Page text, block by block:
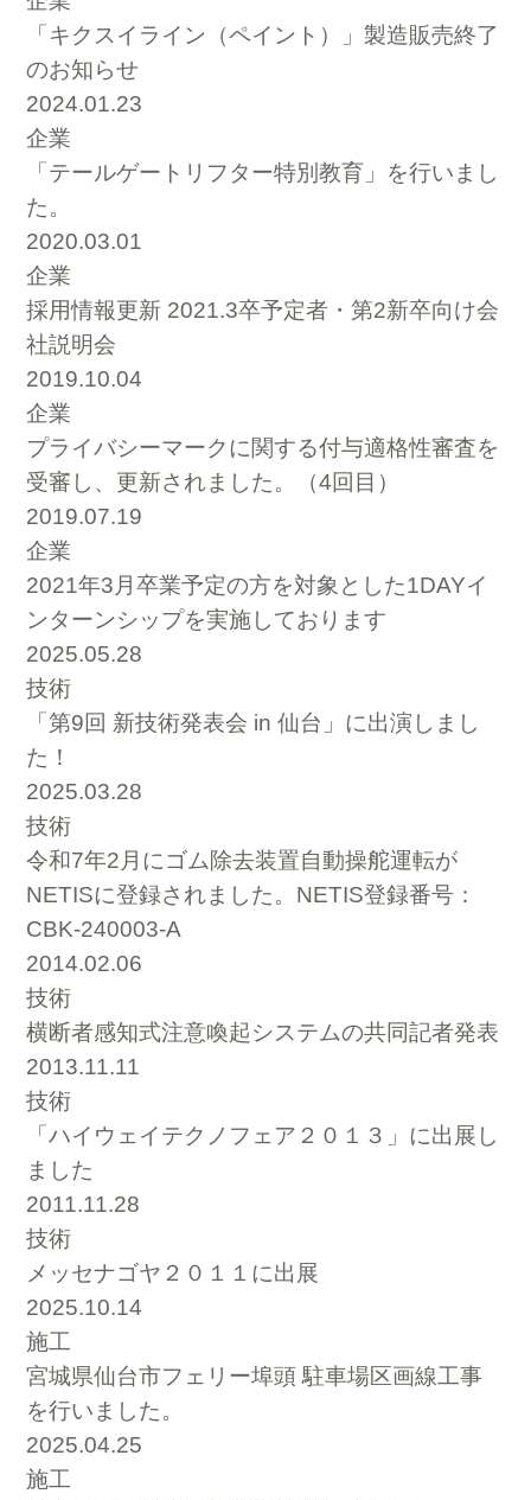
「キクスイライン（ペイント）」製造販売終了
のお知らせ
2024.01.23
企業
「テールゲートリフター特別教育」を行いまし
た。
2020.03.01
企業
採用情報更新 2021.3卒予定者・第2新卒向け会
社説明会
2019.10.04
企業
プライバシーマークに関する付与適格性審査を
受審し、更新されました。（4回目）
2019.07.19
企業
2021年3月卒業予定の方を対象とした1DAYイ
ンターンシップを実施しております
2025.05.28
技術
「第9回 新技術発表会 in 仙台」に出演しまし
た！
2025.03.28
技術
令和7年2月にゴム除去装置自動操舵運転が
NETISに登録されました。NETIS登録番号：
CBK-240003-A
2014.02.06
技術
横断者感知式注意喚起システムの共同記者発表
2013.11.11
技術
「ハイウェイテクノフェア２０１３」に出展し
ました
2011.11.28
技術
メッセナゴヤ２０１１に出展
2025.10.14
施工
宮城県仙台市フェリー埠頭 駐車場区画線工事
を行いました。
2025.04.25
施工